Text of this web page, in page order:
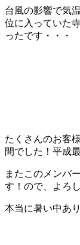
台風の影響で気
位に入っていた
ったです・・・
たくさんのお客
間でした！平成
またこのメンバ
す！ので、よろ
本当に暑い中あ